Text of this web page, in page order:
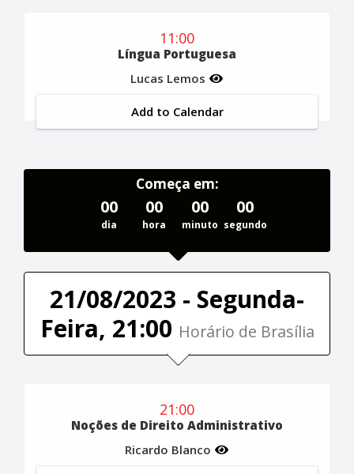
11:00
Língua Portuguesa
Lucas Lemos
Add to Calendar
Começa em:
00
dia
00
hora
00
minuto
00
segundo
21/08/2023 - Segunda-
Feira, 21:00 Horário de Brasília
21:00
Noções de Direito Administrativo
Ricardo Blanco